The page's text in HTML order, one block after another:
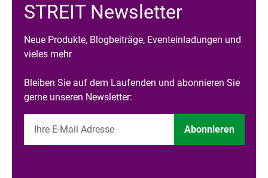
STREIT Newsletter
Neue Produkte, Blogbeiträge, Eventeinladungen und
vieles mehr
Bleiben Sie auf dem Laufenden und abonnieren Sie
gerne unseren Newsletter:
Abonnieren